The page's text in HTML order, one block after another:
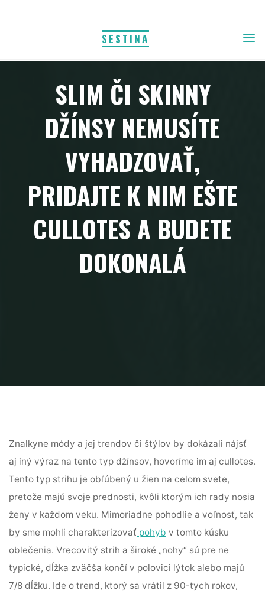
SESTINA
SLIM ČI SKINNY
DŽÍNSY NEMUSÍTE
VYHADZOVAŤ,
PRIDAJTE K NIM EŠTE
CULLOTES A BUDETE
DOKONALÁ
Znalkyne módy a jej trendov či štýlov by dokázali nájsť
aj iný výraz na tento typ džínsov, hovoríme im aj cullotes.
Tento typ strihu je obľúbený u žien na celom svete,
pretože majú svoje prednosti, kvôli ktorým ich rady nosia
ženy v každom veku. Mimoriadne pohodlie a voľnosť, tak
by sme mohli charakterizovať pohyb v tomto kúsku
oblečenia. Vrecovitý strih a široké „nohy“ sú pre ne
typické, dĺžka zväčša končí v polovici lýtok alebo majú
7/8 dĺžku. Ide o trend, ktorý sa vrátil z 90-tych rokov,